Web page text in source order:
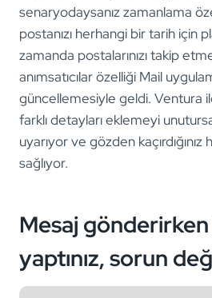
senaryodaysanız zamanlama
postanızı herhangi bir tarih için
zamanda postalarınızı takip
anımsatıcılar özelliği Mail
güncellemesiyle geldi. Ventura
farklı detayları eklemeyi
uyarıyor ve gözden
sağlıyor.
Mesaj gönderirken
yaptınız, sorun